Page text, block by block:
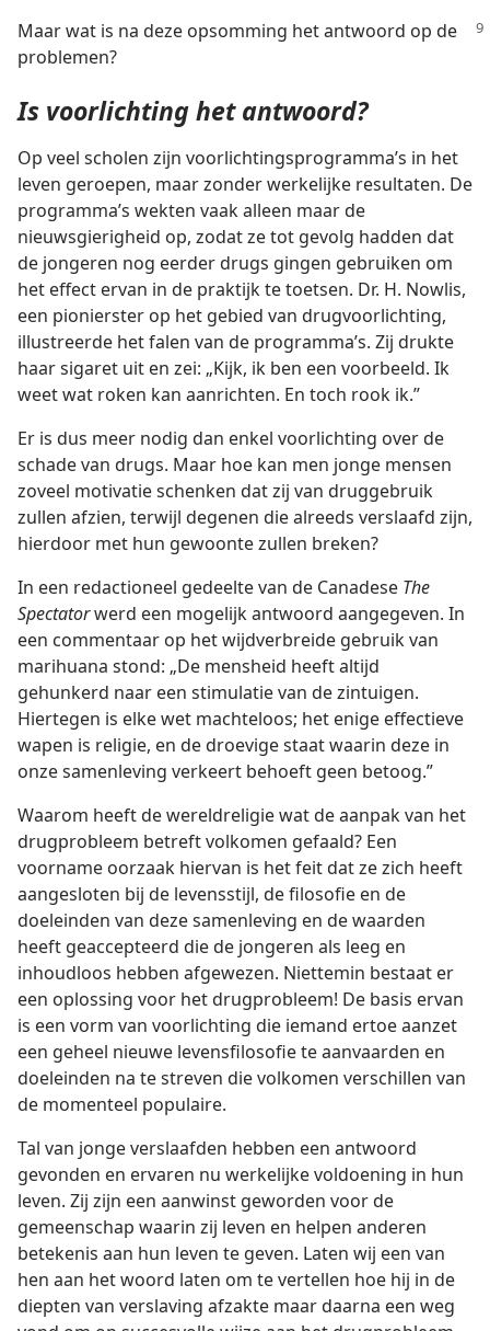
Maar wat is na deze opsomming het antwoord op de
problemen?
Is voorlichting het antwoord?
Op veel scholen zijn voorlichtingsprogramma’s in het
leven geroepen, maar zonder werkelijke resultaten. De
programma’s wekten vaak alleen maar de
nieuwsgierigheid op, zodat ze tot gevolg hadden dat
de jongeren nog eerder drugs gingen gebruiken om
het effect ervan in de praktijk te toetsen. Dr. H. Nowlis,
een pionierster op het gebied van drugvoorlichting,
illustreerde het falen van de programma’s. Zij drukte
haar sigaret uit en zei: „Kijk, ik ben een voorbeeld. Ik
weet wat roken kan aanrichten. En toch rook ik.”
Er is dus meer nodig dan enkel voorlichting over de
schade van drugs. Maar hoe kan men jonge mensen
zoveel motivatie schenken dat zij van druggebruik
zullen afzien, terwijl degenen die alreeds verslaafd zijn,
hierdoor met hun gewoonte zullen breken?
In een redactioneel gedeelte van de Canadese The
Spectatorwerd een mogelijk antwoord aangegeven. In
een commentaar op het wijdverbreide gebruik van
marihuana stond: „De mensheid heeft altijd
gehunkerd naar een stimulatie van de zintuigen.
Hiertegen is elke wet machteloos; het enige effectieve
wapen is religie, en de droevige staat waarin deze in
onze samenleving verkeert behoeft geen betoog.”
Waarom heeft de wereldreligie wat de aanpak van het
drugprobleem betreft volkomen gefaald? Een
voorname oorzaak hiervan is het feit dat ze zich heeft
aangesloten bij de levensstijl, de filosofie en de
doeleinden van deze samenleving en de waarden
heeft geaccepteerd die de jongeren als leeg en
inhoudloos hebben afgewezen. Niettemin bestaat er
een oplossing voor het drugprobleem! De basis ervan
is een vorm van voorlichting die iemand ertoe aanzet
een geheel nieuwe levensfilosofie te aanvaarden en
doeleinden na te streven die volkomen verschillen van
de momenteel populaire.
Tal van jonge verslaafden hebben een antwoord
gevonden en ervaren nu werkelijke voldoening in hun
leven. Zij zijn een aanwinst geworden voor de
gemeenschap waarin zij leven en helpen anderen
betekenis aan hun leven te geven. Laten wij een van
hen aan het woord laten om te vertellen hoe hij in de
diepten van verslaving afzakte maar daarna een weg